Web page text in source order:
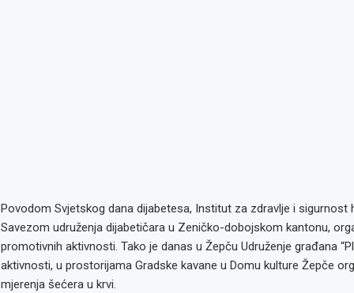
Povodom Svjetskog dana dijabetesa, Institut za zdravlje i sigurnost
Savezom udruženja dijabetičara u Zeničko-dobojskom kantonu,
promotivnih aktivnosti. Tako je danas u Žepču Udruženje građana
aktivnosti, u prostorijama Gradske kavane u Domu kulture Žepče
mjerenja šećera u krvi.